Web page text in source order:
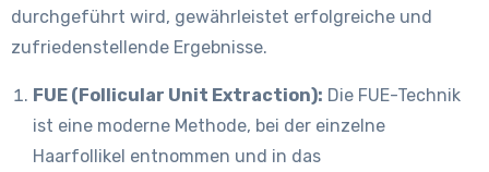
durchgeführt wird, gewährleistet erfolgreiche und
zufriedenstellende Ergebnisse.
FUE (Follicular Unit Extraction): Die FUE-Technik
ist eine moderne Methode, bei der einzelne
Haarfollikel entnommen und in das